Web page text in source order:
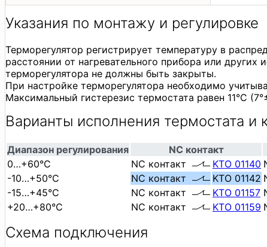
Указания по монтажу и регулировке
Терморегулятор регистрирует температуру в
расстоянии от нагревательного прибора или
терморегулятора не должны быть закрыты.
При настройке терморегулятора необходимо
Максимальный гистерезис термостата равен 11°C
Варианты исполнения термостата и
Диапазон регулирования NC контакт
0…+60°С
NC контакт KTO 01140
-10…+50°С
NC контакт KTO 01142
-15…+45°C
NC контакт KTO 01157
+20…+80°С
NC контакт KTO 01159
Схема подключения